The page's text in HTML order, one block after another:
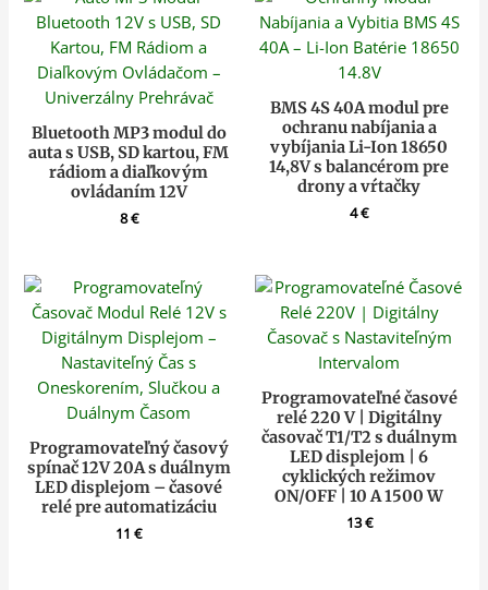
Bluetooth MP3 modul do
auta s USB, SD kartou, FM
rádiom a diaľkovým
ovládaním 12V
8€
BMS 4S 40A modul pre
ochranu nabíjania a
vybíjania Li-Ion 18650
14,8V s balancérom pre
drony a vŕtačky
4€
Programovateľný časový
spínač 12V 20A s duálnym
LED displejom – časové
relé pre automatizáciu
11€
Programovateľné časové
relé 220 V | Digitálny
časovač T1/T2 s duálnym
LED displejom | 6
cyklických režimov
ON/OFF | 10 A 1500 W
13€